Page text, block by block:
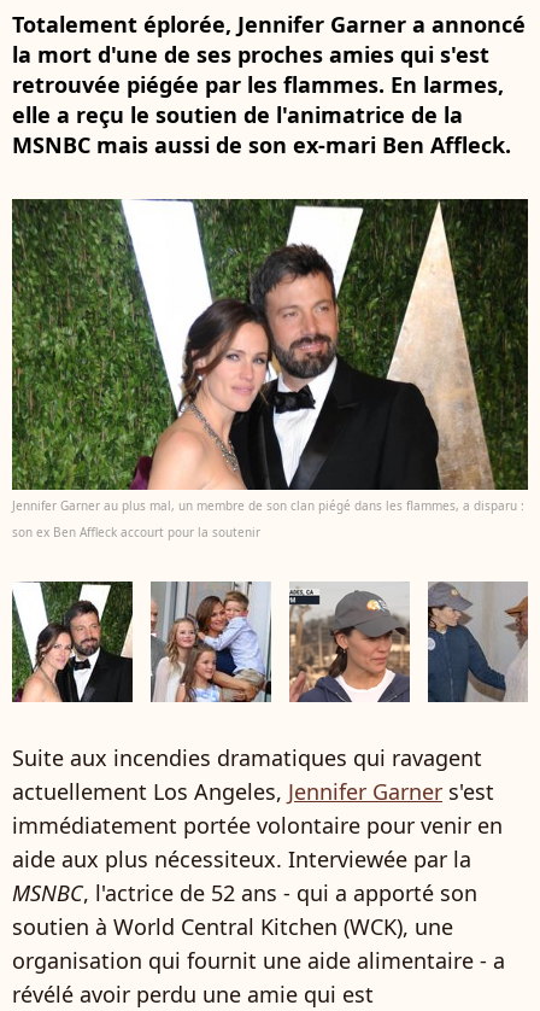
Totalement éplorée, Jennifer Garner a annoncé
la mort d'une de ses proches amies qui s'est
retrouvée piégée par les flammes. En larmes,
elle a reçu le soutien de l'animatrice de la
MSNBC mais aussi de son ex-mari Ben Affleck.
Jennifer Garner au plus mal, un membre de son clan piégé dans les flammes, a disparu :
son ex Ben Affleck accourt pour la soutenir
Suite aux incendies dramatiques qui ravagent
actuellement Los Angeles, Jennifer Garner s'est
immédiatement portée volontaire pour venir en
aide aux plus nécessiteux. Interviewée par la
MSNBC, l'actrice de 52 ans - qui a apporté son
soutien à World Central Kitchen (WCK), une
organisation qui fournit une aide alimentaire - a
révélé avoir perdu une amie qui est